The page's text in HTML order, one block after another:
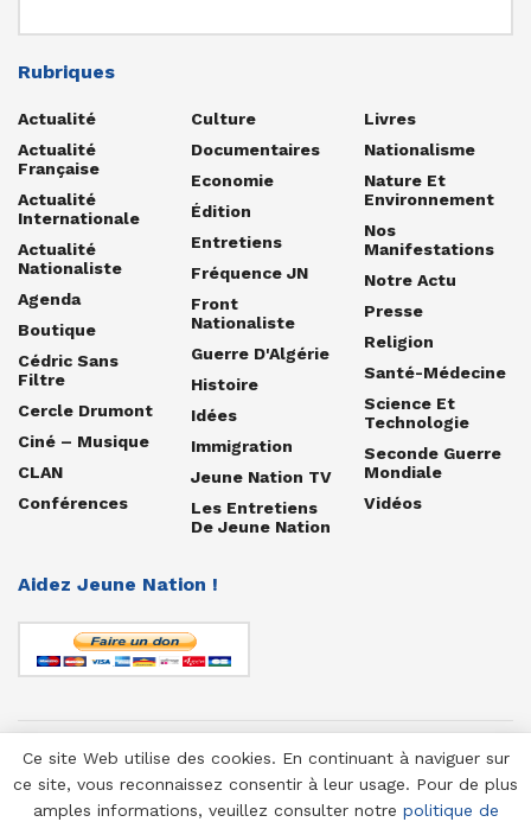
Rubriques
Actualité
Actualité
Française
Actualité
Internationale
Actualité
Nationaliste
Agenda
Boutique
Cédric Sans
Filtre
Cercle Drumont
Ciné – Musique
CLAN
Conférences
Culture
Documentaires
Economie
Édition
Entretiens
Fréquence JN
Front
Nationaliste
Guerre D'Algérie
Histoire
Idées
Immigration
Jeune Nation TV
Les Entretiens
De Jeune Nation
Livres
Nationalisme
Nature Et
Environnement
Nos
Manifestations
Notre Actu
Presse
Religion
Santé-Médecine
Science Et
Technologie
Seconde Guerre
Mondiale
Vidéos
Aidez Jeune Nation !
© 1958-2025 Jeune Nation
Ce site Web utilise des cookies. En continuant à naviguer sur
ce site, vous reconnaissez consentir à leur usage. Pour de plus
amples informations, veuillez consulter notre politique de